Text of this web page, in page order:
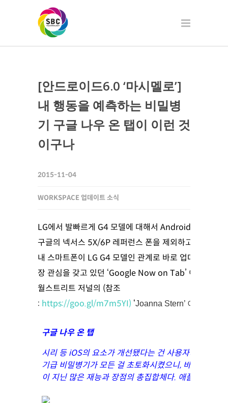
[안드로이드6.0 ‘마시멜로’]
내 행동을 예측하는 비밀병
기 구글 나우 온 탭이 이런 것
이구나
2015-11-04
WORKSPACE 업데이트 소식
LG에서 발빠르게 G4 모델에 대해서 Android 6.0 마시
구글의 넥서스 5X/6P 레퍼런스 폰을 제외하고는 타 기
내 스마트폰이 LG G4 모델인 관계로 바로 업데이트를
장 관심을 갖고 있던 ‘Google Now on Tab’ 이 과연 무
월스트리트 저널의 (참조
: https://goo.gl/m7m5YI) ‘Joanna Stern’ 이 쓴 기
구글 나우 온 탭
시리 등 iOS의 요소가 개선됐다는 건 사용자가 그만큼
기급 비밀병기가 모든 걸 초토화시켰으니, 바로 ‘구글
이 지닌 많은 재능과 장점의 총집합체다. 애플이 과연